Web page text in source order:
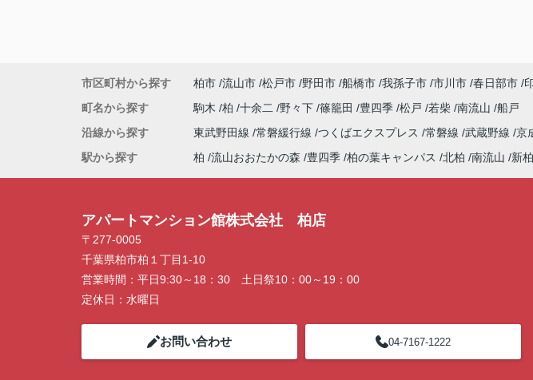
アパートマンション館では、お部屋のご紹介
だけでなく、入居後のアフターフォローもさせ
引越し業者のご紹介やインターネット回線のご
相談、その他入居中のお困りごとなどございま
でどうぞ♪
アパートマンシ
だけでなく、入居
引越し業者のご
相談、その他入居
市区町村から探す 柏市 流山市 松戸市 野田市 船橋市 我孫子市 市川市 春日部市
町名から探す
駒木 柏 十余二 野々下 篠籠田 豊四季 松戸 若柴 南流山 船戸
沿線から探す
東武野田線 常磐緩行線 つくばエクスプレス 常磐線 武蔵野線 京
駅から探す
柏 流山おおたかの森 豊四季 柏の葉キャンパス 北柏 南流山 新柏
アパートマンション館株式会社 柏店
〒277-0005
千葉県柏市柏１丁目1-10
営業時間： 平日9:30～18：30 土日祭10：00～19：00
定休日： 水曜日
お問い合わせ 04-7167-1222